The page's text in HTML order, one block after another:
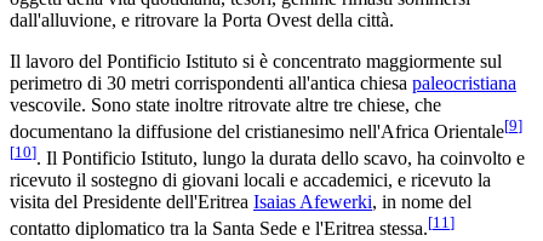
dall'alluvione, e ritrovare la Porta Ovest della città.
Il lavoro del Pontificio Istituto si è concentrato maggiormente sul
perimetro di 30 metri corrispondenti all'antica chiesa paleocristiana
vescovile. Sono state inoltre ritrovate altre tre chiese, che
documentano la diffusione del cristianesimo nell'Africa Orientale[9]
[10]. Il Pontificio Istituto, lungo la durata dello scavo, ha coinvolto e
ricevuto il sostegno di giovani locali e accademici, e ricevuto la
visita del Presidente dell'Eritrea Isaias Afewerki, in nome del
contatto diplomatico tra la Santa Sede e l'Eritrea stessa.[11]